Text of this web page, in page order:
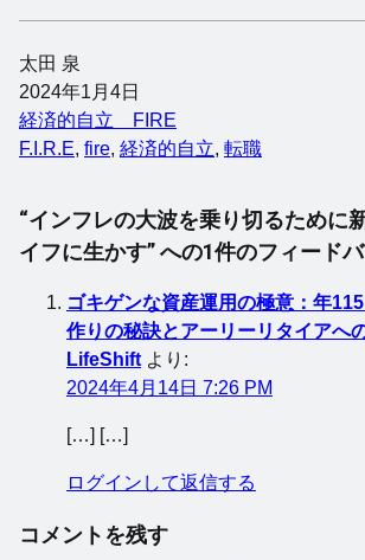
太田 泉
2024年1月4日
経済的自立 FIRE
F.I.R.E, fire, 経済的自立, 転職
“インフレの大波を乗り切るために
イフに生かす” への1件のフィード
ゴキゲンな資産運用の極意：年
作りの秘訣とアーリーリタイアへ
LifeShift より:
2024年4月14日 7:26 PM
[…] […]
ログインして返信する
コメントを残す